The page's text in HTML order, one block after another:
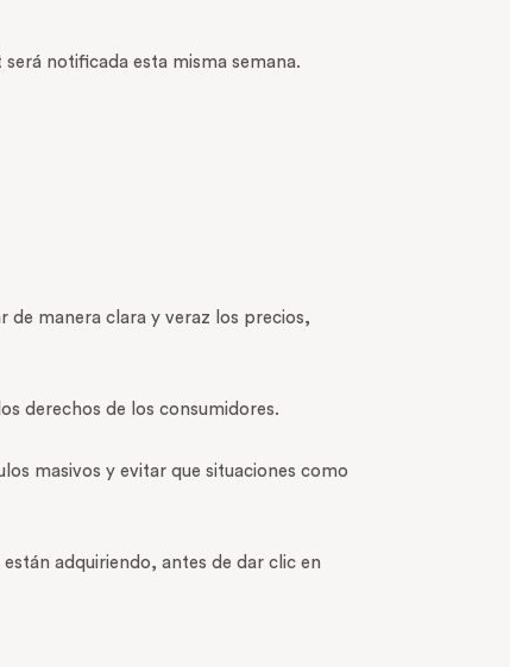
notificada esta misma semana.
de manera clara y veraz los precios,
derechos de los consumidores.
masivos y evitar que situaciones como
adquiriendo, antes de dar clic en